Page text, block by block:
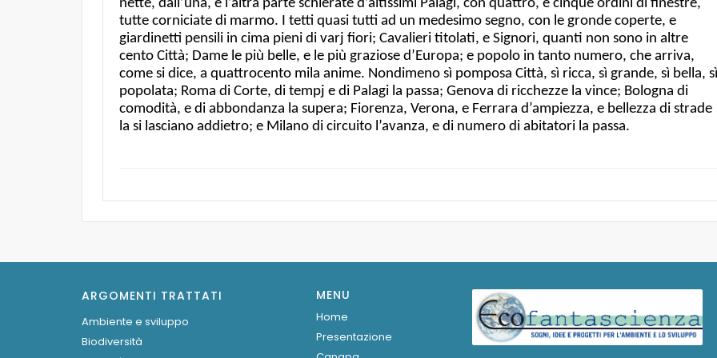
nette, dall’una, e l’altra parte schierate d’altissimi Palagi, con quattro, e cinque ordini di finestre,
tutte corniciate di marmo. I tetti quasi tutti ad un medesimo segno, con le gronde coperte, e
giardinetti pensili in cima pieni di varj fiori; Cavalieri titolati, e Signori, quanti non sono in altre
cento Città; Dame le più belle, e le più graziose d’Europa; e popolo in tanto numero, che arriva,
come si dice, a quattrocento mila anime. Nondimeno sì pomposa Città, sì ricca, sì grande, sì bella, sì
popolata; Roma di Corte, di tempj e di Palagi la passa; Genova di ricchezze la vince; Bologna di
comodità, e di abbondanza la supera; Fiorenza, Verona, e Ferrara d’ampiezza, e bellezza di strade
la si lasciano addietro; e Milano di circuito l’avanza, e di numero di abitatori la passa.
ARGOMENTI TRATTATI
Ambiente e sviluppo
Biodiversità
MENU
Home
Presentazione